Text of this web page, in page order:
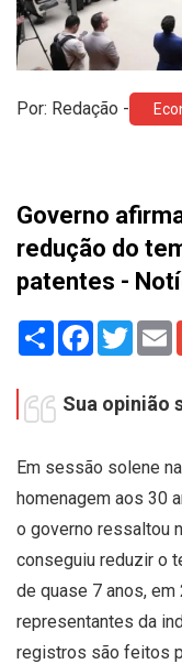
Por: Redação -
Governo
redução do
patentes -
Share Facebook
Sua opinião
Em sessão solene
homenagem aos 30
o governo ressaltou
conseguiu reduzir o
de quase 7 anos, em
representantes da
registros são feitos